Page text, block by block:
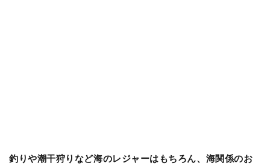
釣りや潮干狩りなど海のレジャーはもちろん、海関係のお